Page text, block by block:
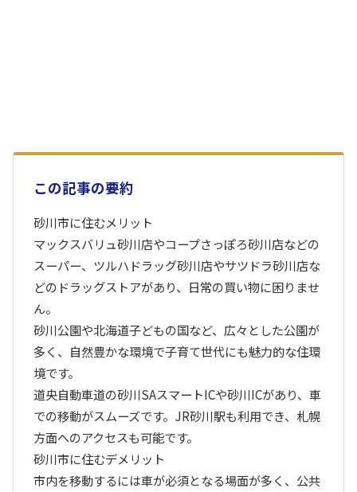
この記事の要約
砂川市に住むメリット
マックスバリュ砂川店やコープさっぽろ砂川店などの
スーパー、ツルハドラッグ砂川店やサツドラ砂川店な
どのドラッグストアがあり、日常の買い物に困りませ
ん。
砂川公園や北海道子どもの国など、広々とした公園が
多く、自然豊かな環境で子育て世代にも魅力的な住環
境です。
道央自動車道の砂川SAスマートICや砂川ICがあり、車
での移動がスムーズです。JR砂川駅も利用でき、札幌
方面へのアクセスも可能です。
砂川市に住むデメリット
市内を移動するには車が必須となる場面が多く、公共